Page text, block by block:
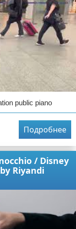
public piano
Подробнее
/ Disney
Riyandi